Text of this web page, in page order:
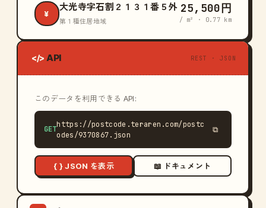
¥
大光寺字石割２１３１番５外
第１種住居地域
25,500円
/ m² · 0.77 km
</> API REST · JSON
このデータを利用できる API:
GET
https://postcode.teraren.com/postc
odes/9370867.json
⧉
{ } JSON を表示 📖 ドキュメント